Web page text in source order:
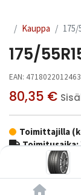
Kauppa 175/
175/
EAN: 4718022012463
80,35 €
Toimittajilla
Toimitusaika: